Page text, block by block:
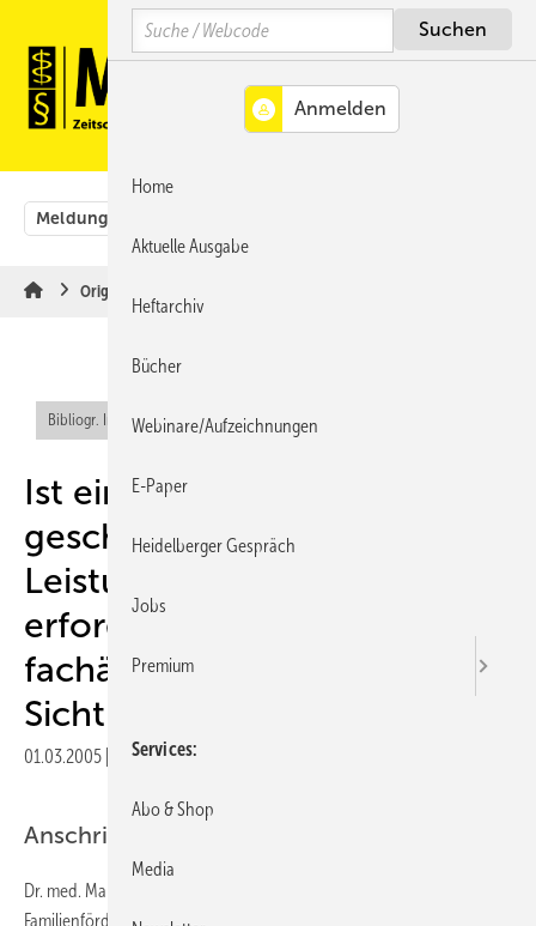
Hauptinhalt
Hauptmenü
SiteSearch
Meldungen
Originalbeiträge
Bibliogr. Info (RIS)
Ist eine
geschlechtsspezifische
Leistungsbeurteilung
erforderlich? - aus
fachärztlich-internistischer
Sicht
01.03.2005 Veröffentlicht in
Anschrift des Verfassers
Dr. med. Margarethe Lorenz Amt für Versorgung und
Familienförderung München I Richelstr. 17 80634 München
Search
Home
Aktuelle Ausgabe
Heftarchiv
Bücher
Webinare/Aufzeichnungen
E-Paper
Heidelberger Gespräch
Jobs
Premium
Services
Abo & Shop
Media